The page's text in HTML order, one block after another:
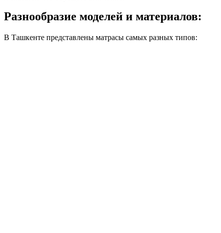
Разнообразие моделей и материалов:
В Ташкенте представлены матрасы самых разных типов: